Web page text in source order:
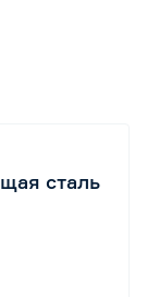
сталь